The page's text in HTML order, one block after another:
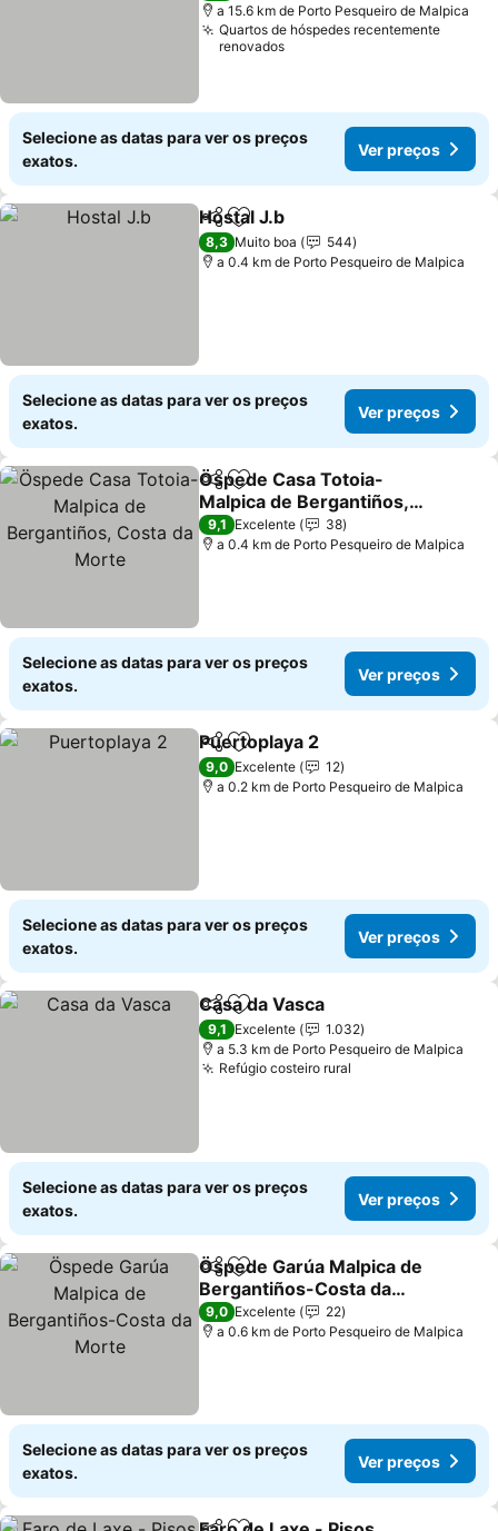
a 15.6 km de Porto Pesqueiro de Malpica
Quartos de hóspedes recentemente
renovados
Selecione as datas para ver os preços
exatos.
Ver preços
PartilharAdicionar aos favoritos
Hostal J.b
8,3 Muito boa
544
a 0.4 km de Porto Pesqueiro de Malpica
Selecione as datas para ver os preços
exatos.
Ver preços
PartilharAdicionar aos favoritos
Öspede Casa Totoia-
Malpica de Bergantiños,
Costa da Morte
Ver preços
9,1 Excelente
38
a 0.4 km de Porto Pesqueiro de Malpica
Selecione as datas para ver os preços
exatos.
Ver preços
PartilharAdicionar aos favoritos
Puertoplaya 2
9,0 Excelente
12
a 0.2 km de Porto Pesqueiro de Malpica
Selecione as datas para ver os preços
exatos.
Ver preços
PartilharAdicionar aos favoritos
Casa da Vasca
9,1 Excelente
1.032
a 5.3 km de Porto Pesqueiro de Malpica
Refúgio costeiro rural
Selecione as datas para ver os preços
exatos.
Ver preços
PartilharAdicionar aos favoritos
Öspede Garúa Malpica de
Bergantiños-Costa da
Morte
Ver preços
9,0 Excelente
22
a 0.6 km de Porto Pesqueiro de Malpica
Selecione as datas para ver os preços
exatos.
Ver preços